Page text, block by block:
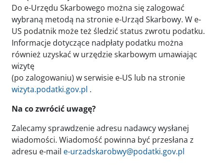
Do e-Urzędu Skarbowego można się zalogować
wybraną metodą na stronie e-Urząd Skarbowy. W e-
US podatnik może też śledzić status zwrotu podatku.
Informacje dotyczące nadpłaty podatku można
również uzyskać w urzędzie skarbowym umawiając
wizytę
(po zalogowaniu) w serwisie e-US lub na stronie
wizyta.podatki.gov.pl .
Na co zwrócić uwagę?
Zalecamy sprawdzenie adresu nadawcy wysłanej
wiadomości. Wiadomość powinna być przesłana z
adresu e-mail e-urzadskarobwy@podatki.gov.pl